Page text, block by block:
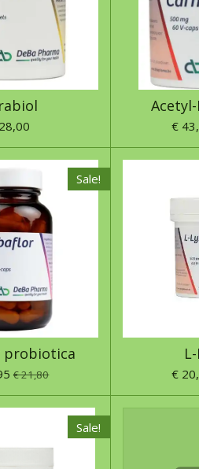
€
Sale!
probiotica
€ 21,80 €
Sale!